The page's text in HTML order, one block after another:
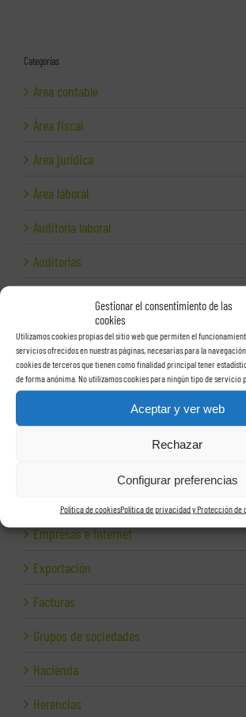
Gestionar el consentimiento de las
cookies
Utilizamos cookies propias del sitio web que permiten el
servicios ofrecidos en nuestras páginas, necesarias para la
cookies de terceros que tienen como finalidad principal tener
de forma anónima. No utilizamos cookies para ningún tipo de servicio
Aceptar y ver web
Rechazar
Configurar preferencias
Política de cookiesPolítica de privacidad y Protección de
Categorías
Área contable
Área fiscal
Área jurídica
Área laboral
Auditoría laboral
Auditorías
Ayudas a empresas
Cepresa
Corporativo
Empresas e Internet
Exportación
Facturas
Grupos de sociedades
Hacienda
Herencias